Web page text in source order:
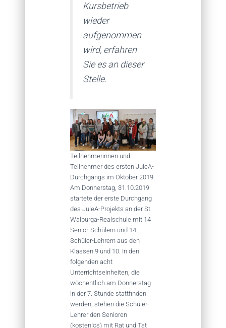
Kursbetrieb
wieder
aufgenommen
wird, erfahren
Sie es an dieser
Stelle.
Teilnehmerinnen und
Teilnehmer des ersten JuleA-
Durchgangs im Oktober 2019
Am Donnerstag, 31.10.2019
startete der erste Durchgang
des JuleA-Projekts an der St.
Walburga-Realschule mit 14
Senior-Schülern und 14
Schüler-Lehrern aus den
Klassen 9 und 10. In den
folgenden acht
Unterrichtseinheiten, die
wöchentlich am Donnerstag
in der 7. Stunde stattfinden
werden, stehen die Schüler-
Lehrer den Senioren
(kostenlos) mit Rat und Tat